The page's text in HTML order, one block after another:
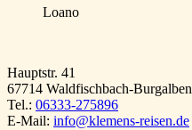
Loano
Hauptstr. 41
67714 Waldfischbach-Burgalben
Tel.: 06333-275896
E-Mail: info@klemens-reisen.de